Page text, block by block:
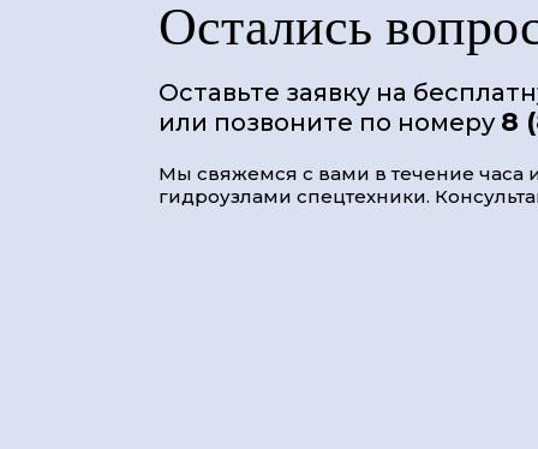
Остались
Оставьте заявку на
или позвоните по номеру 8
Мы свяжемся с вами в течение часа
гидроузлами спецтехники.